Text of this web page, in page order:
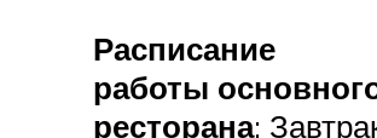
Расписание
работы
ресторана: